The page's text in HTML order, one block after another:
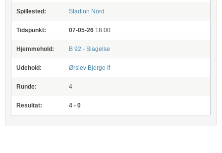
Spillested: Stadion Nord
Tidspunkt: 07-05-26 18:00
Hjemmehold: B 92 - Slagelse
Udehold: Ørslev Bjerge If
Runde: 4
Resultat: 4 - 0